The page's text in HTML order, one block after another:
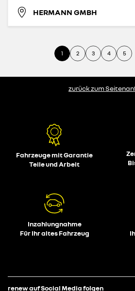
HERMANN GMBH
1 2 3 4 5
zurück zum
Fahrzeuge mit Garantie
Teile und Arbeit
Inzahlungnahme
Für Ihr altes Fahrzeug
renew auf Social Media folgen